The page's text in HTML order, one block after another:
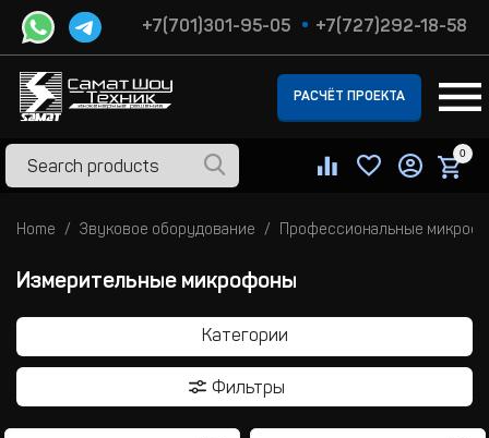
+7(701)301-95-05 +7(727)292-18-58
РАСЧЁТ ПРОЕКТА
0
Home Звуковое оборудование Профессиональные
Измерительные микрофоны
Категории
Фильтры